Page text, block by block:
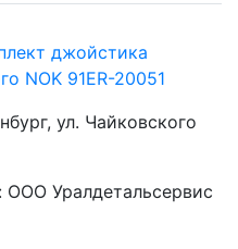
джойстика
NOK 91ER-20051
ул. Чайковского
ООО Уралдетальсервис